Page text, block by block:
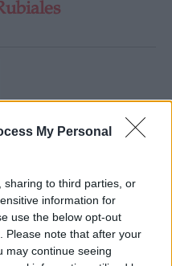
My Personal
sharing to third parties, or
information for
use the below opt-out
Please note that after your
may continue seeing
Rodas